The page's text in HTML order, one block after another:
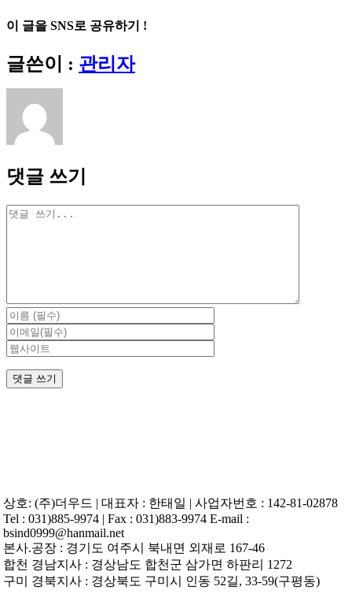
이 글을 SNS로 공유하기 !
Facebook
X
Reddit
LinkedIn
Tumblr
Pinterest
Vk
이
메
일
글쓴이 : 관리자
댓글 쓰기
댓
상호: (주)더우드 | 대표자 : 한태일 | 사업자번호 : 142-81-02878
Tel : 031)885-9974 | Fax : 031)883-9974 E-mail :
bsind0999@hanmail.net
본사.공장 : 경기도 여주시 북내면 외재로 167-46
합천 경남지사 : 경상남도 합천군 삼가면 하판리 1272
구미 경북지사 : 경상북도 구미시 인동 52길, 33-59(구평동)